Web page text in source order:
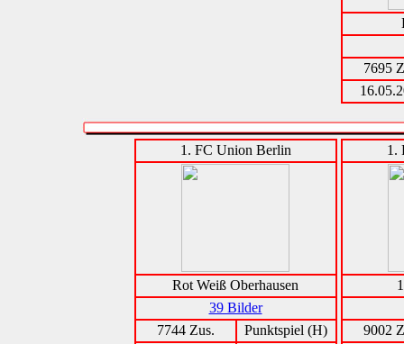
7695
1. FC Union Berlin
Rot Weiß Oberhausen
39 Bilder
7744 Zus.
Punktspiel (H)
1.
9002